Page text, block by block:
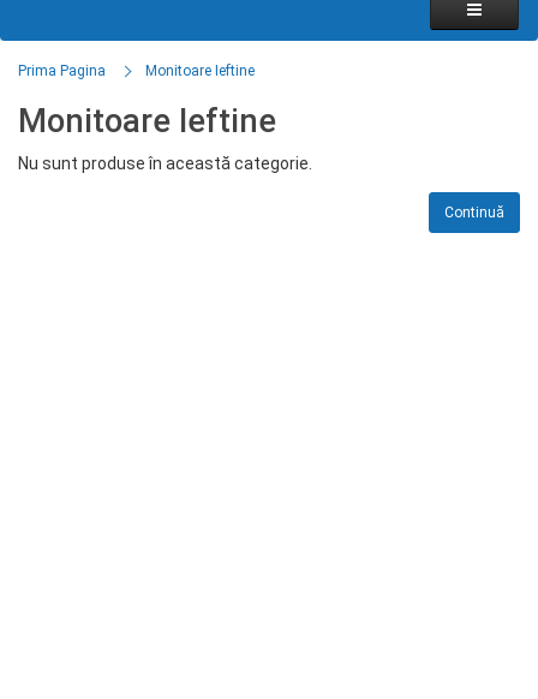
Prima Pagina Monitoare Ieftine
Monitoare Ieftine
Nu sunt produse în această categorie.
Continuă